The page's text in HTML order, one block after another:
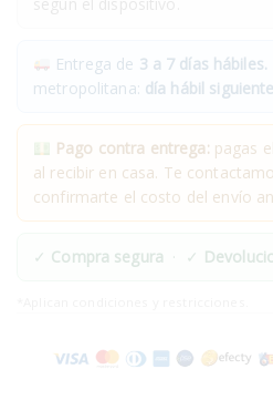
Entrega de 3 a 7 días hábiles.
metropolitana: día hábil
Pago contra entrega: pagas
al recibir en casa. Te
confirmarte el costo del envío
✓ Compra segura · ✓